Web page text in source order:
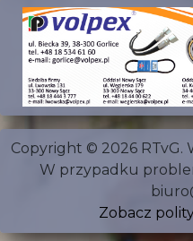
Copyright © 2026 RTvG.
W przypadku
Zobacz